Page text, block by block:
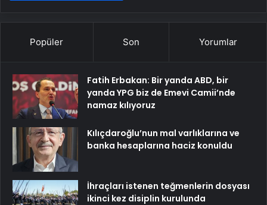
Popüler Son Yorumlar
Fatih Erbakan: Bir yanda ABD, bir
yanda YPG biz de Emevi Camii’nde
namaz kılıyoruz
Kılıçdaroğlu’nun mal varlıklarına ve
banka hesaplarına haciz konuldu
İhraçları istenen teğmenlerin dosyası
ikinci kez disiplin kurulunda